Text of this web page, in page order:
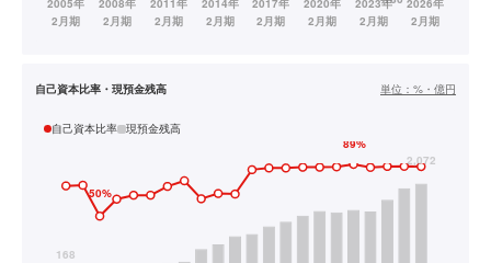
自己資本比率・現預金残高 単位： %・億円
自己資本比率 現預金残高